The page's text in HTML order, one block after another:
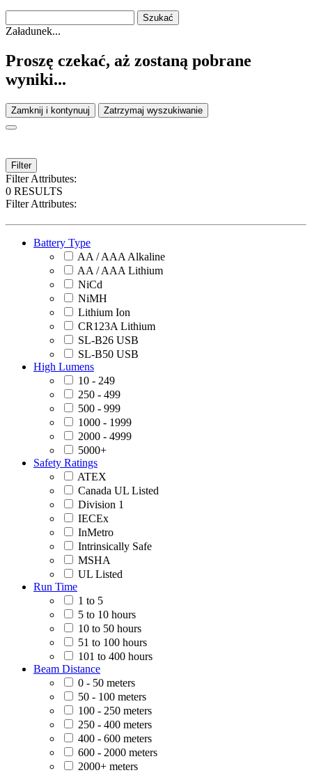
Załadunek...
Proszę czekać, aż zostaną pobrane
wyniki...
Zamknij i kontynuuj Zatrzymaj wyszukiwanie
Filter
Filter Attributes:
0 RESULTS
Filter Attributes:
Battery Type
AA / AAA Alkaline
AA / AAA Lithium
NiCd
NiMH
Lithium Ion
CR123A Lithium
SL-B26 USB
SL-B50 USB
High Lumens
10 - 249
250 - 499
500 - 999
1000 - 1999
2000 - 4999
5000+
Safety Ratings
ATEX
Canada UL Listed
Division 1
IECEx
InMetro
Intrinsically Safe
MSHA
UL Listed
Run Time
1 to 5
5 to 10 hours
10 to 50 hours
51 to 100 hours
101 to 400 hours
Beam Distance
0 - 50 meters
50 - 100 meters
100 - 250 meters
250 - 400 meters
400 - 600 meters
600 - 2000 meters
2000+ meters